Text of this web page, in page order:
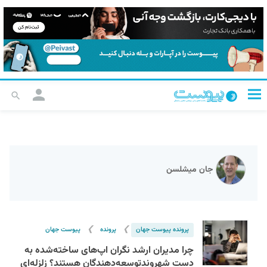
جان میشلسن
پرونده پیوست جهان ❯ پرونده ❯ پیوست جهان
چرا مدیران ارشد نگران اپ‌های ساخته‌شده به
دست شهروندتوسعه‌دهندگان هستند؟ زلزله‌ای